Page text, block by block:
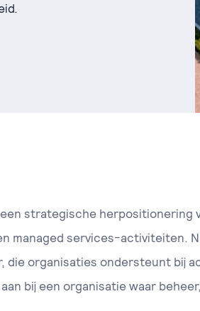
strategische herpositionering
managed services-activiteiten.
organisaties ondersteunt bij
bij een organisatie waar